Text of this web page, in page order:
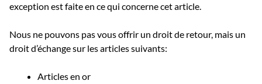
exception est faite en ce qui concerne cet article.
Nous ne pouvons pas vous offrir un droit de retour, mais un
droit d’échange sur les articles suivants:
Articles en or